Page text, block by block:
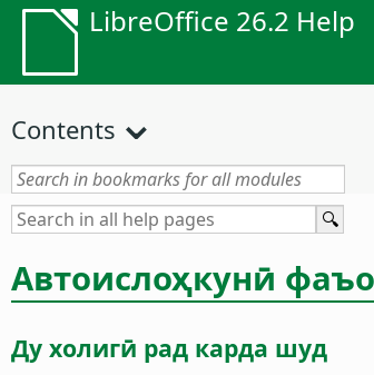
LibreOffice 26.2 Help
Contents
Автоислоҳкунӣ
Ду холигӣ рад карда шуд